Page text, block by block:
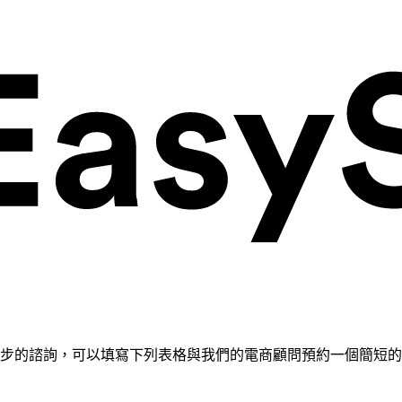
的諮詢，可以填寫下列表格與我們的電商顧問預約一個簡短